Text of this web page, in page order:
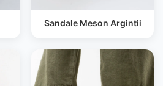
Sandale Meson Argintii